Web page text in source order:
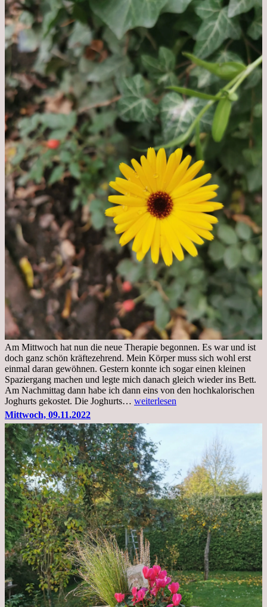
Am Mittwoch hat nun die neue Therapie begonnen. Es war und ist
doch ganz schön kräftezehrend. Mein Körper muss sich wohl erst
einmal daran gewöhnen. Gestern konnte ich sogar einen kleinen
Spaziergang machen und legte mich danach gleich wieder ins Bett.
Am Nachmittag dann habe ich dann eins von den hochkalorischen
Joghurts gekostet. Die Joghurts… Freitag,
Therapie
Beginn
gut
überstanden
weiterlesen
Mittwoch, 09.11.2022